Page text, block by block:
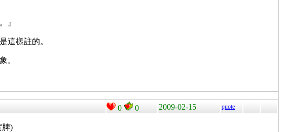
』
這樣註的。
。
0 0 2009-02-15 quote
脾)